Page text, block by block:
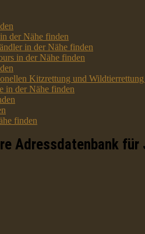
der Nähe finden
in der Nähe finden
in der Nähe finden
Kitzrettung und
in der Nähe finden
finden
Adressdatenbank für